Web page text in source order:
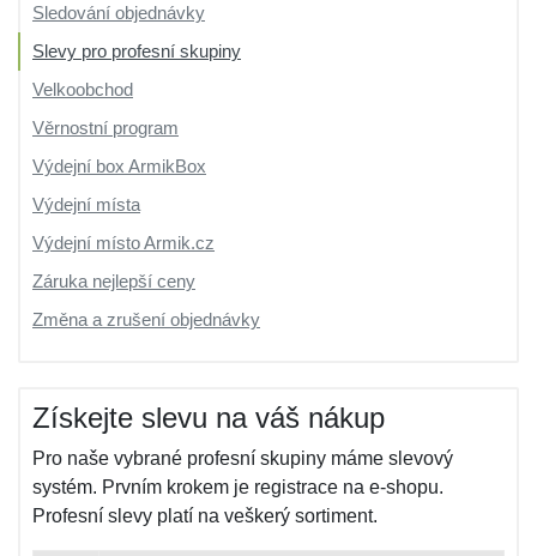
Sledování objednávky
Slevy pro profesní skupiny
Velkoobchod
Věrnostní program
Výdejní box ArmikBox
Výdejní místa
Výdejní místo Armik.cz
Záruka nejlepší ceny
Změna a zrušení objednávky
Získejte slevu na váš nákup
Pro naše vybrané profesní skupiny máme slevový
systém. Prvním krokem je registrace na e-shopu.
Profesní slevy platí na veškerý sortiment.